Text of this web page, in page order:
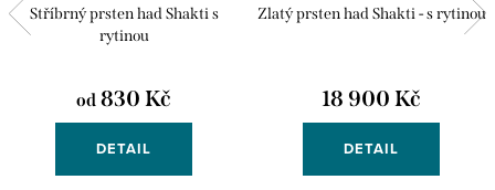
Stříbrný prsten had Shakti s
rytinou
od 830 Kč
DETAIL
Zlatý prsten had Shakti - s rytinou
18 900 Kč
DETAIL